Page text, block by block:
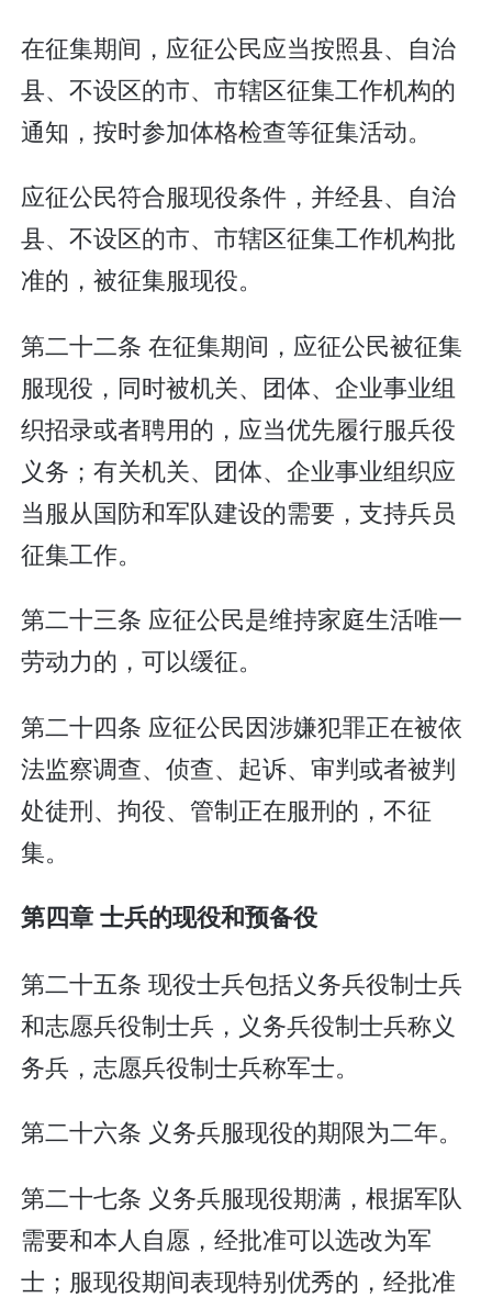
在征集期间，应征公民应当按照县、自治
县、不设区的市、市辖区征集工作机构的
通知，按时参加体格检查等征集活动。
应征公民符合服现役条件，并经县、自治
县、不设区的市、市辖区征集工作机构批
准的，被征集服现役。
第二十二条 在征集期间，应征公民被征集
服现役，同时被机关、团体、企业事业组
织招录或者聘用的，应当优先履行服兵役
义务；有关机关、团体、企业事业组织应
当服从国防和军队建设的需要，支持兵员
征集工作。
第二十三条 应征公民是维持家庭生活唯一
劳动力的，可以缓征。
第二十四条 应征公民因涉嫌犯罪正在被依
法监察调查、侦查、起诉、审判或者被判
处徒刑、拘役、管制正在服刑的，不征
集。
第四章 士兵的现役和预备役
第二十五条 现役士兵包括义务兵役制士兵
和志愿兵役制士兵，义务兵役制士兵称义
务兵，志愿兵役制士兵称军士。
第二十六条 义务兵服现役的期限为二年。
第二十七条 义务兵服现役期满，根据军队
需要和本人自愿，经批准可以选改为军
士；服现役期间表现特别优秀的，经批准